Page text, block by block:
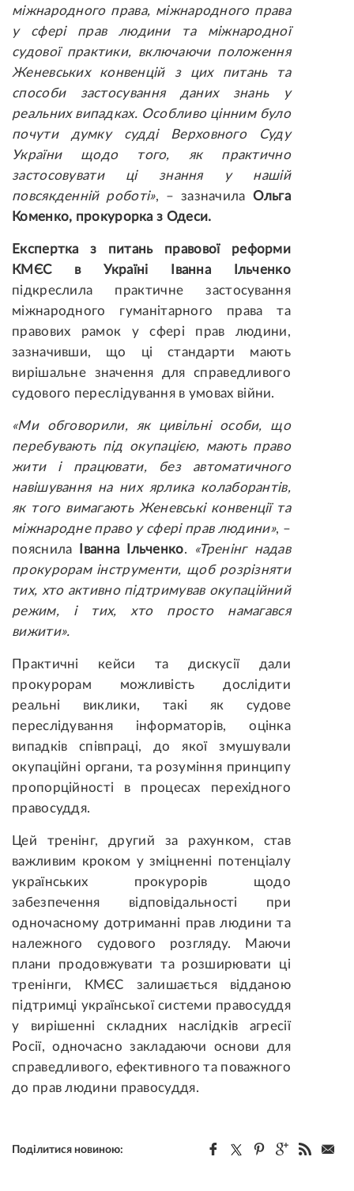
міжнародного права, міжнародного права
у сфері прав людини та міжнародної
судової практики, включаючи положення
Женевських конвенцій з цих питань та
способи застосування даних знань у
реальних випадках. Особливо цінним було
почути думку судді Верховного Суду
України щодо того, як практично
застосовувати ці знання у нашій
повсякденній роботі», – зазначила Ольга
Коменко, прокурорка з Одеси.
Експертка з питань правової реформи
КМЄС в Україні Іванна Ільченко
підкреслила практичне застосування
міжнародного гуманітарного права та
правових рамок у сфері прав людини,
зазначивши, що ці стандарти мають
вирішальне значення для справедливого
судового переслідування в умовах війни.
«Ми обговорили, як цивільні особи, що
перебувають під окупацією, мають право
жити і працювати, без автоматичного
навішування на них ярлика колаборантів,
як того вимагають Женевські конвенції та
міжнародне право у сфері прав людини», –
пояснила
Іванна Ільченко.
«Тренінг надав
прокурорам інструменти, щоб розрізняти
тих, хто активно підтримував окупаційний
режим, і тих, хто просто намагався
вижити».
Практичні кейси та дискусії дали
прокурорам можливість дослідити
реальні виклики, такі як судове
переслідування інформаторів, оцінка
випадків співпраці, до якої змушували
окупаційні органи, та розуміння принципу
пропорційності в процесах перехідного
правосуддя.
Цей тренінг, другий за рахунком, став
важливим кроком у зміцненні потенціалу
українських прокурорів щодо
забезпечення відповідальності при
одночасному дотриманні прав людини та
належного судового розгляду. Маючи
плани продовжувати та розширювати ці
тренінги, КМЄС залишається відданою
підтримці української системи правосуддя
у вирішенні складних наслідків агресії
Росії, одночасно закладаючи основи для
справедливого, ефективного та поважного
до прав людини правосуддя.
Поділитися новиною: